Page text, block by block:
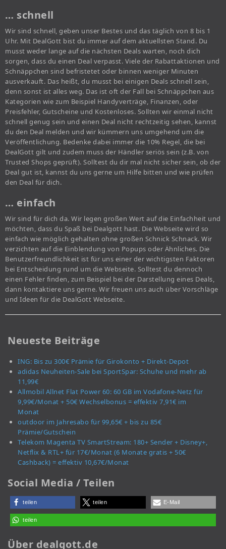
… schnell
Wir sind schnell, geben unser Bestes und das täglich von 8 bis 1
Uhr. Mit DealGott bist du immer auf dem aktuellsten Stand. Du
musst weder lange auf die nächsten Deals warten, noch dich
sorgen, dass du einen Deal verpasst. Viele der Rabattaktionen und
Schnäppchen sind befristetet oder binnen weniger Minuten
ausverkauft. Das heißt, du musst bei einigen Deals schnell sein,
denn sonst ist alles weg. Das ist oft der Fall bei Schnäppchen aus
Kategorien wie zum Beispiel Handyverträge, Finanzen, oder
Preisfehler, Gutscheine und Kostenloses. Sollten wir einmal nicht
schnell genug sein und einen Deal nicht rechtzeitig sehen, kannst
du den Deal melden und wir kümmern uns umgehend um die
Veröffentlichung. Bedenke dabei immer die 10% Regel, die bei
DealGott gilt und zudem muss der Händler seriös sein (z.B. von
Trusted Shops geprüft). Solltest du dir mal nicht sicher sein, ob der
Deal gut ist, kannst du uns gerne um Hilfe bitten und wie prüfen
den Deal für dich.
… einfach
Wir sind für dich da. Wir legen großen Wert auf die Einfachheit und
möchten, dass du Spaß bei Dealgott hast. Die Webseite wird so
einfach wie möglich gehalten ohne großen Schnick Schnack. Wir
verzichten auf die Einblendung von Popups oder Ähnliches. Die
Benutzerfreundlichkeit ist für uns einer der wichtigsten Faktoren
bei Entscheidung rund um die Webseite. Solltest du dennoch
einen Fehler finden, zum Beispiel bei der Darstellung eines Deals,
dann kontaktiere uns gerne. Wir freuen uns auch über Vorschläge
und Ideen für die DealGott Webseite.
Neueste Beiträge
ING: Bis zu 300€ Prämie für Girokonto + Direkt-Depot
adidas Neuheiten-Sale bei SportSpar: Schuhe und mehr ab
11,99€
Allmobil Allnet Flat Power 60: 60 GB im Vodafone-Netz für
9,99€/Monat + 50€ Wechselbonus = effektiv 7,91€ im
Monat
outdoor im Jahresabo für 99,65€ + bis zu 85€
Prämie/Gutschein
Telekom Magenta TV SmartStream: 180+ Sender + Disney+,
Netflix & RTL+ für 17€/Monat (6 Monate gratis + 50€
Cashback) = effektiv 10,67€/Monat
Social Media / Teilen
teilen teilen E-Mail
teilen
Über dealgott.de